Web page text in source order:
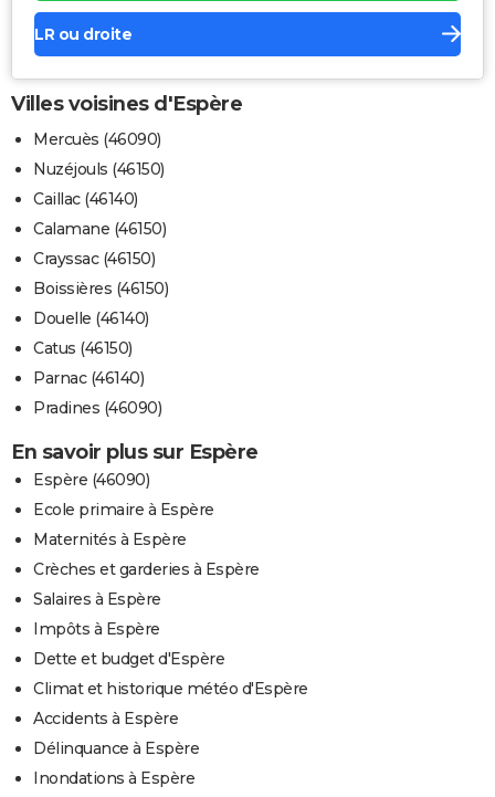
LR ou droite
Villes voisines d'Espère
Mercuès (46090)
Nuzéjouls (46150)
Caillac (46140)
Calamane (46150)
Crayssac (46150)
Boissières (46150)
Douelle (46140)
Catus (46150)
Parnac (46140)
Pradines (46090)
En savoir plus sur Espère
Espère (46090)
Ecole primaire à Espère
Maternités à Espère
Crèches et garderies à Espère
Salaires à Espère
Impôts à Espère
Dette et budget d'Espère
Climat et historique météo d'Espère
Accidents à Espère
Délinquance à Espère
Inondations à Espère